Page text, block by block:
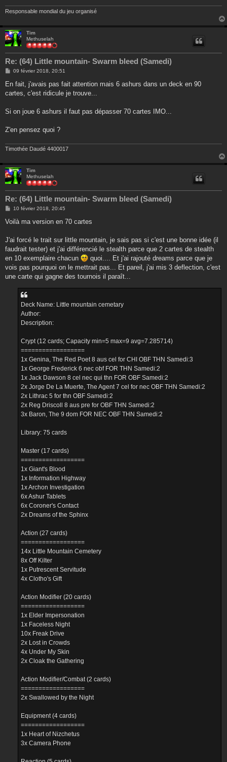
Responsable mondial du jeu organisé
Tim
Methuselah
Re: (64) Little mountain- Swarm bleed (Samedi)
M
s
a
09 février 2018, 20:51
En fait, j'avais pas fait attention mais 6 ashurs dans un deck en 90
cartes, c'est ridicule je trouve...
Si on joue 6 ashurs il faut pas dépasser 70 cartes IMO...
Z'en pensez quoi ?
Timothée Daudé 4400017
Tim
Methuselah
Re: (64) Little mountain- Swarm bleed (Samedi)
M
s
g
10 février 2018, 20:45
Voilà ma version en 70 cartes
J'ai forcé le trait sur little mountain, je sais pas si c'est une bonne idée (il
faudrait tester) et j'ai différencié le stealth parce que 2 cartes de stealth
en 10 exemplaire chacun
quoi.... Et j'ai rajouté dreams parce que je
vois pas pourquoi on le mettrait pas... Et pareil, j'ai mis 3 deflection, c'est
une carte qui gagne des tournois il paraît...
Deck Name: Little mountain cemetary
Author:
Description:
Crypt (12 cards; Capacity min=5 max=9 avg=7.285714)
==================
1x Genina, The Red Poet 8 aus cel for CHI OBF THN Samedi:3
1x George Frederick 6 nec obf FOR THN Samedi:2
1x Jack Dawson 8 cel nec qui thn FOR OBF Samedi:2
2x Jorge De La Muerte, The Agent 7 cel for nec OBF THN Samedi:2
2x Lithrac 5 for thn OBF Samedi:2
2x Reg Driscoll 8 aus pre for OBF THN Samedi:2
3x Baron, The 9 dom FOR NEC OBF THN Samedi:2
Library: 75 cards
Master (17 cards)
==================
1x Giant's Blood
1x Information Highway
1x Archon Investigation
6x Ashur Tablets
6x Coroner's Contact
2x Dreams of the Sphinx
Action (27 cards)
==================
14x Little Mountain Cemetery
8x Off Kilter
1x Putrescent Servitude
4x Clotho's Gift
Action Modifier (20 cards)
==================
1x Elder Impersonation
1x Faceless Night
10x Freak Drive
2x Lost in Crowds
4x Under My Skin
2x Cloak the Gathering
Action Modifier/Combat (2 cards)
==================
2x Swallowed by the Night
Equipment (4 cards)
==================
1x Heart of Nizchetus
3x Camera Phone